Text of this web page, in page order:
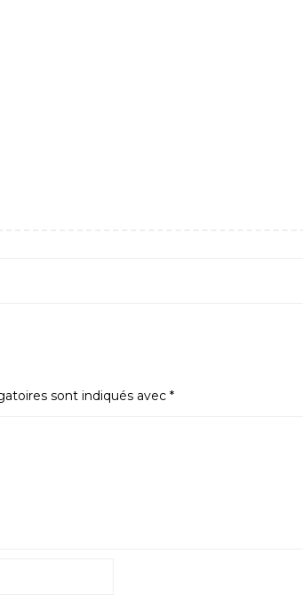
sont indiqués avec *